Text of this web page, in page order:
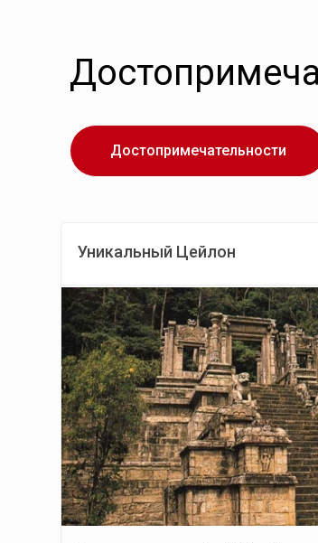
Достопримечательности
Уникальный Цейлон